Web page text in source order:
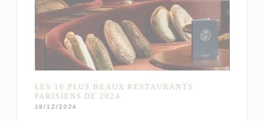
LES 10 PLUS BEAUX RESTAURANTS
PARISIENS DE 2024
19/12/2024